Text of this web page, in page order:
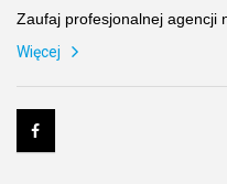
Zaufaj profesjonalnej agencji
Więcej